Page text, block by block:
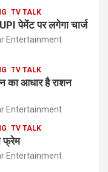
TV TALK
पेमेंट पर लगेगा चार्ज
Entertainment
TV TALK
का आधार है राशन
Entertainment
TV TALK
फ्रेम
Entertainment